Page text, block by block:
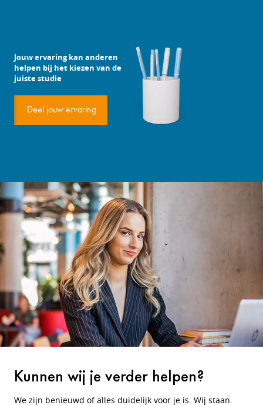
Jouw ervaring kan anderen
helpen bij het kiezen van de
juiste studie
Deel jouw ervaring
Kunnen wij je verder helpen?
We zijn benieuwd of alles duidelijk voor je is. Wij staan